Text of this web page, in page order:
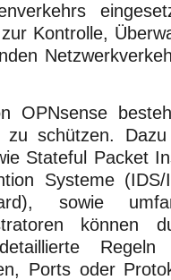
Kontrolle,
OPNsense
zu schützen.
Stateful Packet
Systeme
sowie
können
detaillierte
Ports oder